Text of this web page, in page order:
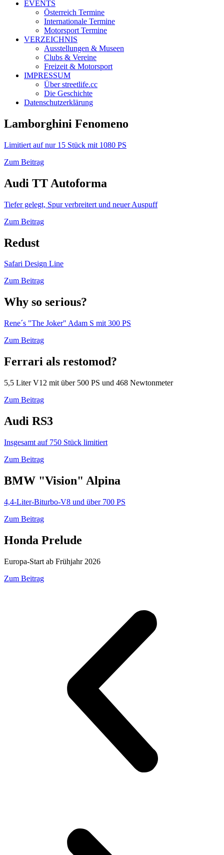
EVENTS
Österreich Termine
Internationale Termine
Motorsport Termine
VERZEICHNIS
Ausstellungen & Museen
Clubs & Vereine
Freizeit & Motorsport
IMPRESSUM
Über streetlife.cc
Die Geschichte
Datenschutzerklärung
Lamborghini Fenomeno
Limitiert auf nur 15 Stück mit 1080 PS
Zum Beitrag
Audi TT Autoforma
Tiefer gelegt, Spur verbreitert und neuer Auspuff
Zum Beitrag
Redust
Safari Design Line
Zum Beitrag
Why so serious?
Rene´s "The Joker" Adam S mit 300 PS
Zum Beitrag
Ferrari als restomod?
5,5 Liter V12 mit über 500 PS und 468 Newtonmeter
Zum Beitrag
Audi RS3
Insgesamt auf 750 Stück limitiert
Zum Beitrag
BMW "Vision" Alpina
4,4-Liter-Biturbo-V8 und über 700 PS
Zum Beitrag
Honda Prelude
Europa-Start ab Frühjahr 2026
Zum Beitrag